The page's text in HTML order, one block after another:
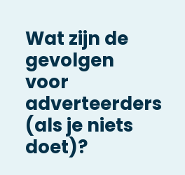
Wat zijn de
gevolgen
voor
adverteerders
(als je niets
doet)?